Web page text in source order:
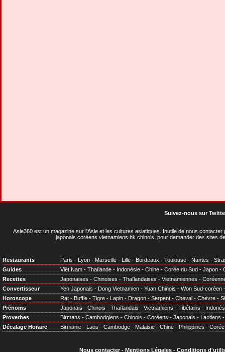
Suivez-nous sur
Asie360 est un magazine sur l'Asie et les cultures asiatiques . Inutile de nous
japonais coréens vietnamiens hk chinois, pour demander des sites
Restaurants Paris - Lyon - Marseille - Lille - Bordeaux - Toulouse - Nantes -
Guides
Viêt Nam - Thaïlande - Indonésie - Chine - Corée du Sud - Japon -
Recettes
Japonaises - Chinoises - Thaïlandaises - Vietnamiennes -
Convertisseur
Yen Japonais - Dong Vietnamien - Yuan Chinois - Won Sud-coréen
Horoscope
Rat - Buffle - Tigre - Lapin - Dragon - Serpent - Cheval - Chèvre -
Prénoms
Japonais - Chinois - Thaïlandais - Vietnamiens - Tibétains -
Proverbes
Birmans - Cambodgiens - Chinois - Coréens - Japonais - Laotiens
Décalage Horaire
Birmanie - Laos - Cambodge - Malaisie - Chine - Philippines - Corée
Nous contacter- Mentions Légales- Conditions